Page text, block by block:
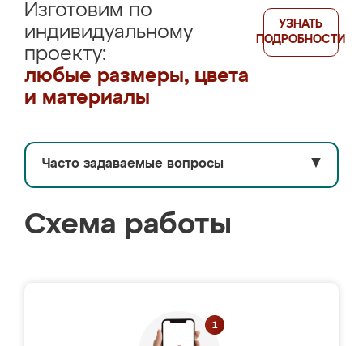
Изготовим по
индивидуальному
проекту:
любые размеры, цвета
и материалы
УЗНАТЬ
ПОДРОБНОСТИ
Часто задаваемые вопросы ▼
Схема работы